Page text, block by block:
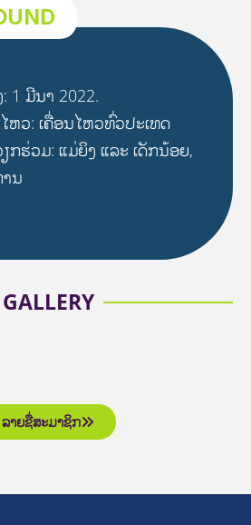
1 ມີນາ 2022.
ຫວ: ເຄື່ອນໄຫວທົ່ວປະເທດ
ກຮ່ວມ: ແມ່ຍິງ ແລະ ເດັກນ້ອຍ,
ນ
GALLERY
ລາຍຊື່ສະມາຊິກ